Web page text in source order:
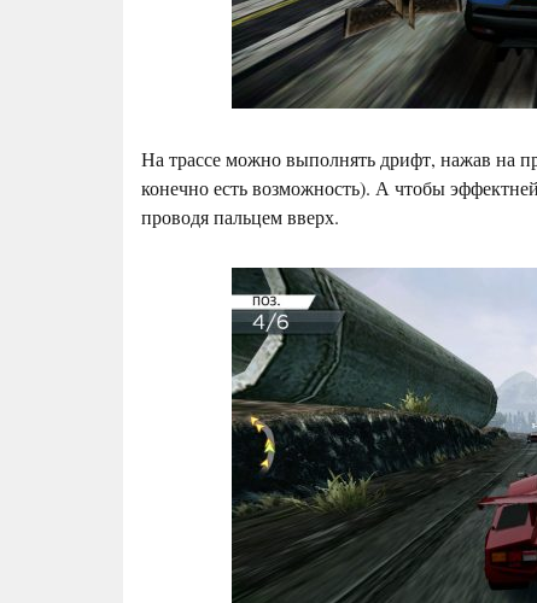
На трассе можно выполнять дрифт, нажав на
конечно есть возможность). А чтобы
проводя пальцем вверх.